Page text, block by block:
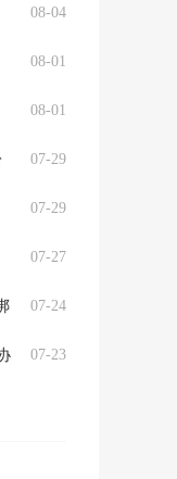
08-04
08-01
08-01
07-29
07-29
07-27
07-24
07-23